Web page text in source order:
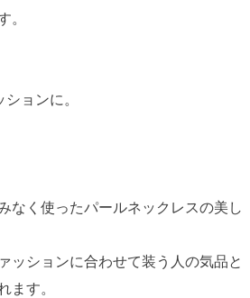
。
ョンに。
なく使ったパールネックレスの美し
ッションに合わせて装う人の気品と
ます。